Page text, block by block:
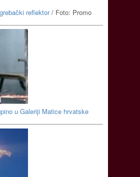
reflektor/ Foto: Promo
u Galeriji Matice hrvatske